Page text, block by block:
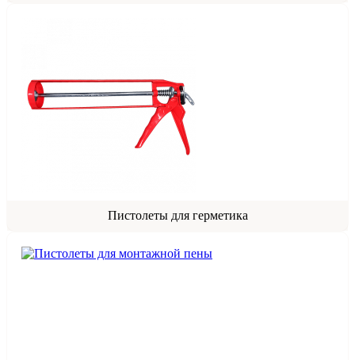
Пистолеты для герметика